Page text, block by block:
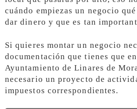
cuándo empiezas un negocio
dar dinero y que es tan
Si quieres montar un negocio
documentación que tienes que
Ayuntamiento de Linares de
necesario un proyecto de
impuestos correspondientes.